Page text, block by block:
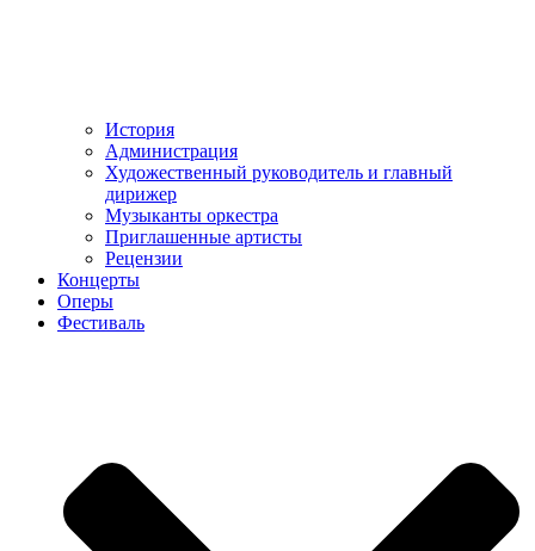
История
Администрация
Художественный руководитель и главный
дирижер
Музыканты оркестра
Приглашенные артисты
Рецензии
Концерты
Оперы
Фестиваль